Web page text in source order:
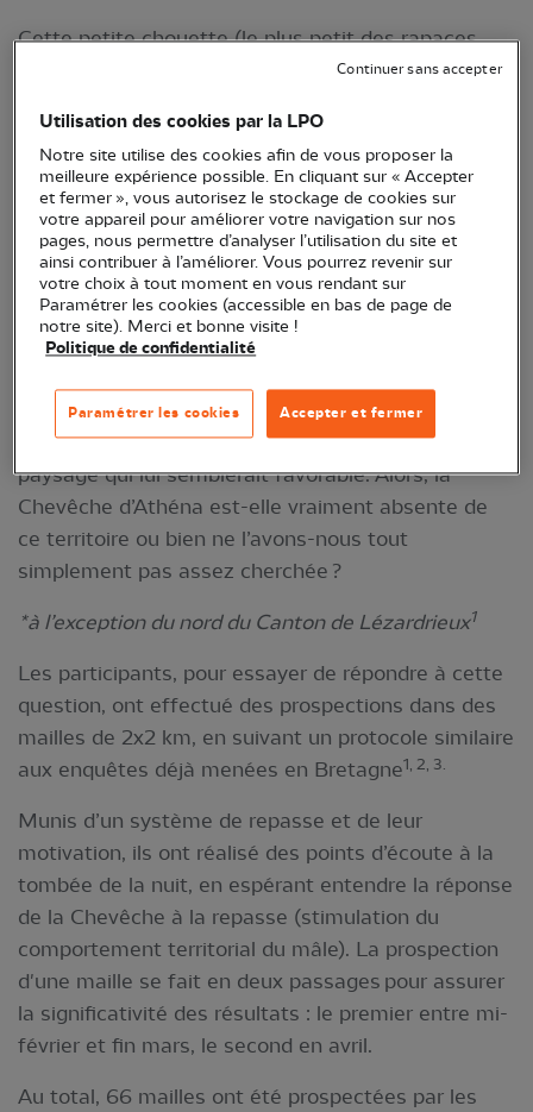
Cette petite chouette (le plus petit des rapaces
nocturnes en Bretagne) est une espèce agricole
cavités offertes par certaines essences d’arbres ou
des bâtiments anciens. Ses effectifs ont donc
souffert du recul du bocage en Bretagne
(disparition d’arbres à cavité), de l’intensification
agricole (baisse du nombre de proies) ou encore de
l’urbanisation (rénovation des vieux bâtiments
offrant autrefois des cavités).
départements bretons, les données concernant sa
présence dans le Trégor restent rares*, malgré un
paysage qui lui semblerait favorable. Alors, la
Chevêche d’Athéna est-elle vraiment absente de
ce territoire ou bien ne l’avons-nous tout
simplement pas assez cherchée ?
*à l’exception du nord du Canton de Lézardrieux1
Les participants, pour essayer de répondre à cette
question, ont effectué des prospections dans des
mailles de 2x2 km, en suivant un protocole similaire
aux enquêtes déjà menées en Bretagne1, 2, 3.
Munis d’un système de repasse et de leur
motivation, ils ont réalisé des points d’écoute à la
tombée de la nuit, en espérant entendre la réponse
de la Chevêche à la repasse (stimulation du
comportement territorial du mâle). La prospection
d'une maille se fait en deux passages pour assurer
la significativité des résultats : le premier entre mi-
février et fin mars, le second en avril.
Au total, 66 mailles ont été prospectées par les
Utilisation des cookies par la LPO
Notre site utilise des cookies afin de vous proposer la
meilleure expérience possible. En cliquant sur « Accepter
et fermer », vous autorisez le stockage de cookies sur
votre appareil pour améliorer votre navigation sur nos
pages, nous permettre d’analyser l’utilisation du site et
ainsi contribuer à l’améliorer. Vous pourrez revenir sur
votre choix à tout moment en vous rendant sur
Paramétrer les cookies (accessible en bas de page de
notre site). Merci et bonne visite !
Politique de confidentialité
Accepter et fermer
Paramétrer les cookies
Continuer sans accepter